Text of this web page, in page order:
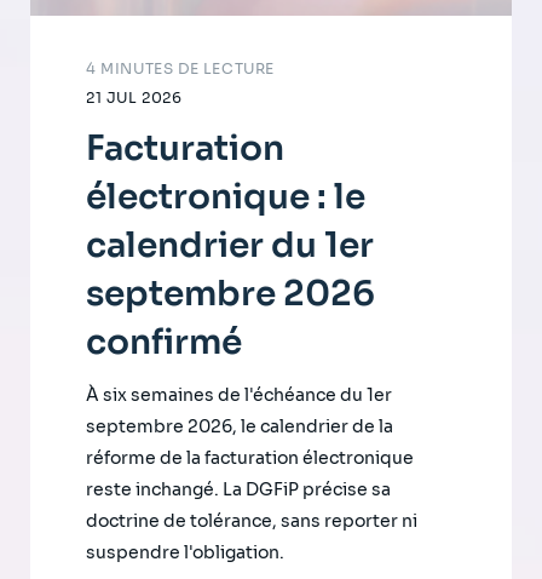
21 JUL 2026
4 MINUTES DE LECTURE
Facturation
électronique : le
calendrier du 1er
septembre 2026
confirmé
À six semaines de l'échéance du 1er
septembre 2026, le calendrier de la
réforme de la facturation électronique
reste inchangé. La DGFiP précise sa
doctrine de tolérance, sans reporter ni
suspendre l'obligation.